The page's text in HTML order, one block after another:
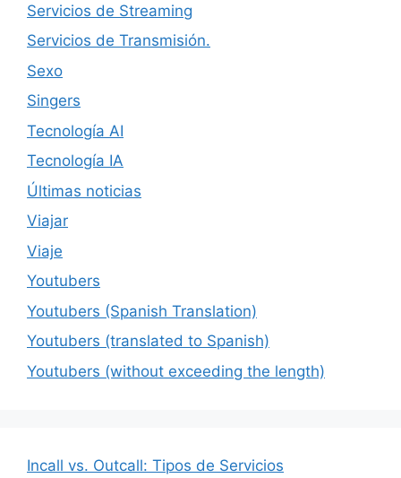
Servicios de Streaming
Servicios de Transmisión.
Sexo
Singers
Tecnología AI
Tecnología IA
Últimas noticias
Viajar
Viaje
Youtubers
Youtubers (Spanish Translation)
Youtubers (translated to Spanish)
Youtubers (without exceeding the length)
Incall vs. Outcall: Tipos de Servicios